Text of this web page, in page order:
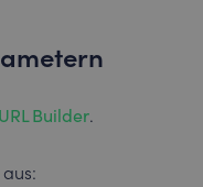
Builder.